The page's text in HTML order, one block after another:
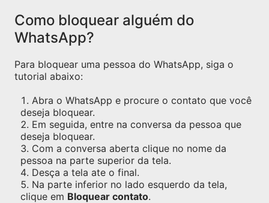
Como bloquear alguém do
WhatsApp?
Para bloquear uma pessoa do WhatsApp, siga o
tutorial abaixo:
Abra o WhatsApp e procure o contato que você
deseja bloquear.
Em seguida, entre na conversa da pessoa que
deseja bloquear.
Com a conversa aberta clique no nome da
pessoa na parte superior da tela.
Desça a tela ate o final.
Na parte inferior no lado esquerdo da tela,
clique em Bloquear contato.